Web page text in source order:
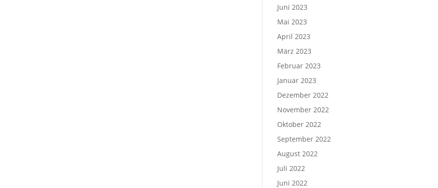
Juni 2023
Mai 2023
April 2023
März 2023
Februar 2023
Januar 2023
Dezember 2022
November 2022
Oktober 2022
September 2022
August 2022
Juli 2022
Juni 2022